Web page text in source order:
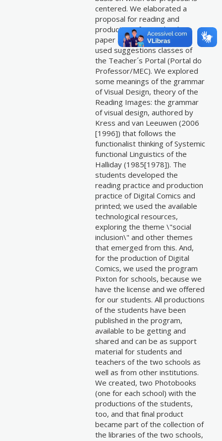
centered. We elaborated a
proposal for reading and
production of comic books in
paper and digital. For it, we
used suggestions classes of
the Teacher´s Portal (Portal do
Professor/MEC). We explored
some meanings of the grammar
of Visual Design, theory of the
Reading Images: the grammar
of visual design, authored by
Kress and van Leeuwen (2006
[1996]) that follows the
functionalist thinking of Systemic
functional Linguistics of the
Halliday (1985[1978]). The
students developed the
reading practice and production
practice of Digital Comics and
printed; we used the available
technological resources,
exploring the theme \"social
inclusion\" and other themes
that emerged from this. And,
for the production of Digital
Comics, we used the program
Pixton for schools, because we
have the license and we offered
for our students. All productions
of the students have been
published in the program,
available to be getting and
shared and can be as support
material for students and
teachers of the two schools as
well as from other institutions.
We created, two Photobooks
(one for each school) with the
productions of the students,
too, and that final product
became part of the collection of
the libraries of the two schools,